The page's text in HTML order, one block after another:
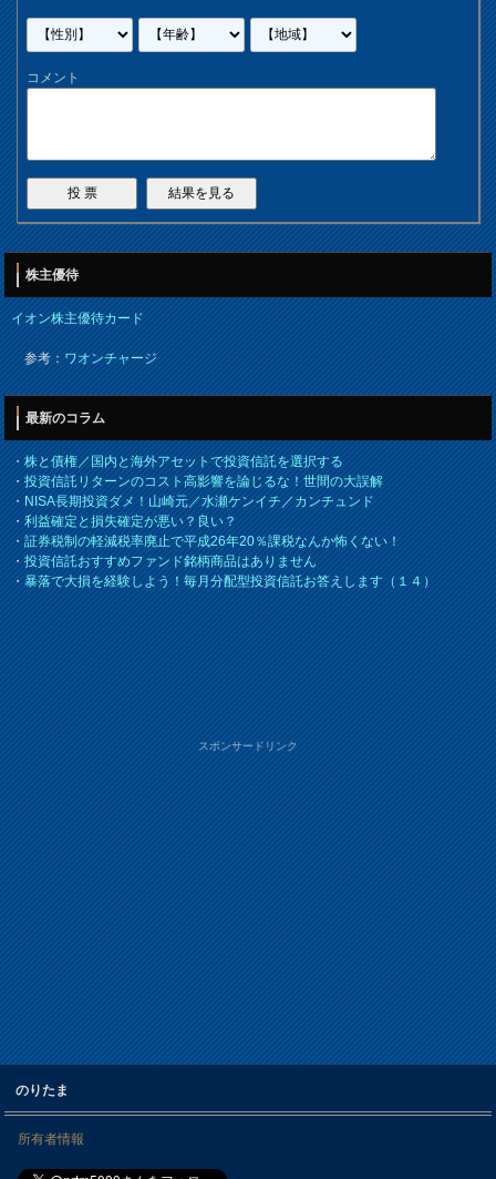
コメント
株主優待
イオン株主優待カード
参考：ワオンチャージ
最新のコラム
・株と債権／国内と海外アセットで投資信託を選択する
・投資信託リターンのコスト高影響を論じるな！世間の大誤解
・NISA長期投資ダメ！山崎元／水瀬ケンイチ／カンチュンド
・利益確定と損失確定が悪い？良い？
・証券税制の軽減税率廃止で平成26年20％課税なんか怖くない！
・投資信託おすすめファンド銘柄商品はありません
・暴落で大損を経験しよう！毎月分配型投資信託お答えします（１４）
スポンサードリンク
のりたま
所有者情報